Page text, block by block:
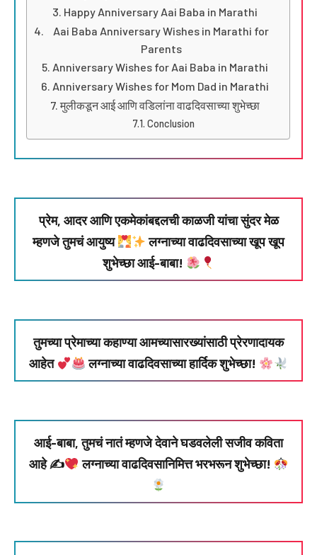
Happy Anniversary Aai Baba in Marathi
Aai Baba Anniversary Wishes in Marathi for
Parents
Anniversary Wishes for Aai Baba in Marathi
Anniversary Wishes for Mom Dad in Marathi
मुलीकडून आई आणि वडिलांना वाढदिवसाच्या शुभेच्छा
Conclusion
प्रेम, आदर आणि एकमेकांबद्दलची काळजी यांचा सुंदर मेळ
म्हणजे तुमचं आयुष्य
लग्नाच्या वाढदिवसाच्या खूप खूप
शुभेच्छा आई-बाबा!
तुमच्या प्रेमाच्या कहाण्या आमच्यासारख्यांसाठी प्रेरणादायक
आहेत
लग्नाच्या वाढदिवसाच्या हार्दिक शुभेच्छा!
आई-बाबा, तुमचं नातं म्हणजे देवाने घडवलेली सजीव कविता
आहे ✍
लग्नाच्या वाढदिवसानिमित्त भरभरून शुभेच्छा!